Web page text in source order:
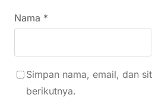
Nama *
Simpan nama, email, dan
berikutnya.